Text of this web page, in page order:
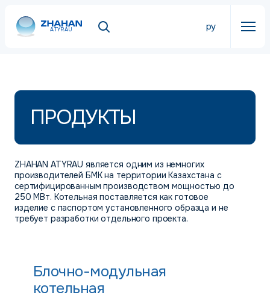
ATYRAU ру
ПРОДУКТЫ
ZHAHAN ATYRAU является одним из немногих
производителей БМК на территории Казахстана с
сертифицированным производством мощностью до
250 МВт. Котельная поставляется как готовое
изделие с паспортом установленного образца и не
требует разработки отдельного проекта.
Блочно-модульная
котельная